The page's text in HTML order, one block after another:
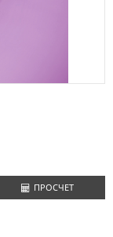
ПРОСЧЕТ